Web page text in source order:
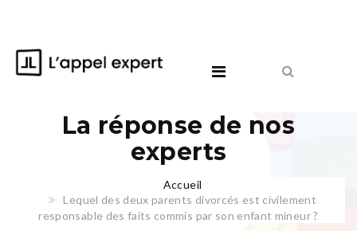
La réponse de nos
experts
Accueil
Lequel des deux parents divorcés est civilement
responsable des faits commis par son enfant mineur ?